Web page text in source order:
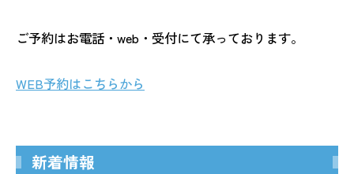
ご予約はお電話・web・受付にて承っております。
WEB予約はこちらから
新着情報